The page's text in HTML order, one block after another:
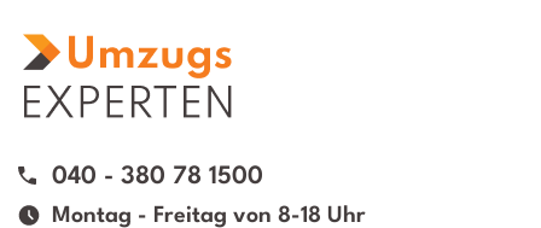
040 - 380 78 1500
Montag - Freitag von 8-18 Uhr